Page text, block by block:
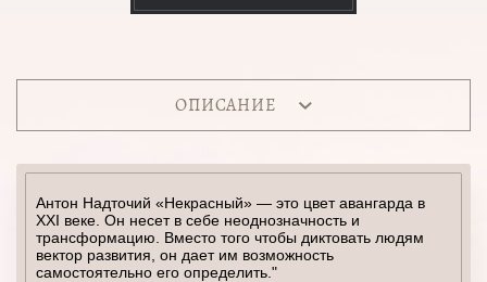
ОПИСАНИЕ
Антон Надточий «Некрасный» — это цвет авангарда в
XXI веке. Он несет в себе неоднозначность и
трансформацию. Вместо того чтобы диктовать людям
вектор развития, он дает им возможность
самостоятельно его определить."